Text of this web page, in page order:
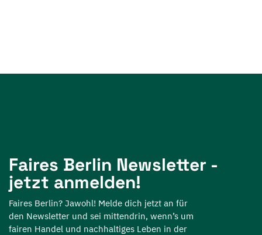
Faires Berlin Newsletter -
jetzt anmelden!
Faires Berlin? Jawohl! Melde dich jetzt an für
den Newsletter und sei mittendrin, wenn’s um
fairen Handel und nachhaltiges Leben in der